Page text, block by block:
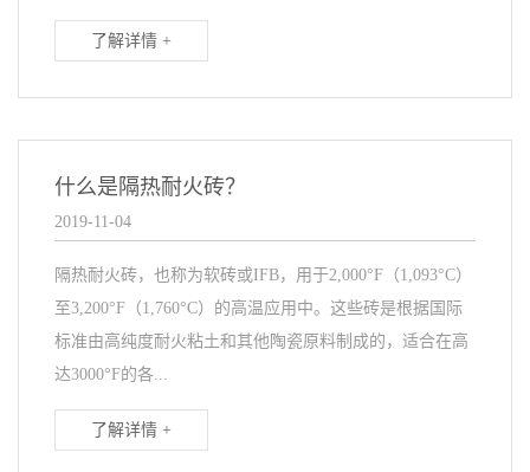
了解详情 +
什么是隔热耐火砖？
2019-11-04
隔热耐火砖，也称为软砖或IFB，用于2,000°F（1,093°C）
至3,200°F（1,760°C）的高温应用中。这些砖是根据国际
标准由高纯度耐火粘土和其他陶瓷原料制成的，适合在高
达3000°F的各...
了解详情 +